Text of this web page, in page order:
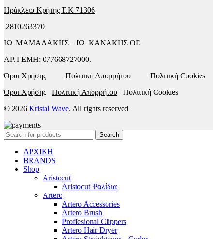
Ηράκλειο Κρήτης T.K 71306
2810263370
ΙΩ. ΜΑΜΑΛΑΚΗΣ – ΙΩ. ΚΑΝΑΚΗΣ ΟΕ
ΑΡ. ΓΕΜΗ: 077668727000.
Όροι Χρήσης
Πολιτική Απορρήτου Πολιτική Cookies
Όροι Χρήσης
Πολιτική Απορρήτου Πολιτική Cookies
© 2026 Kristal Wave. All rights reserved
Search
ΑΡΧΙΚΗ
BRANDS
Shop
Aristocut
Aristocut Ψαλίδια
Artero
Artero Accessories
Artero Brush
Proffesional Clippers
Artero Hair Dryer